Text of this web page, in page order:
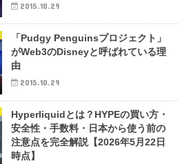
2015.10.29
「Pudgy Penguinsプロジェクト」
がWeb3のDisneyと呼ばれている理
由
2015.10.29
Hyperliquidとは？HYPEの買い方・
安全性・手数料・日本から使う前の
注意点を完全解説【2026年5月22日
時点】